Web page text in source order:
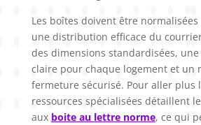
Les boîtes doivent être
une distribution efficace du
des dimensions standardisées,
claire pour chaque logement et un
fermeture sécurisé. Pour aller plus
ressources spécialisées détaillent
aux boite au lettre norme, ce qui